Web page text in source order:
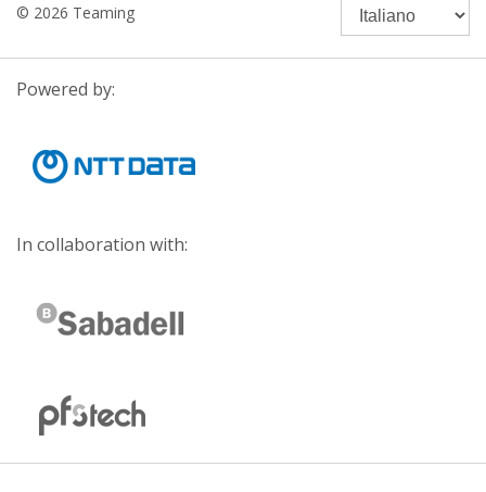
© 2026 Teaming
Powered by:
In collaboration with: